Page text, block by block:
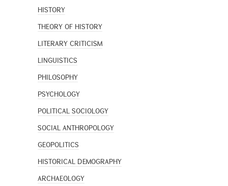
HISTORY
THEORY OF HISTORY
LITERARY CRITICISM
LINGUISTICS
PHILOSOPHY
PSYCHOLOGY
POLITICAL SOCIOLOGY
SOCIAL ANTHROPOLOGY
GEOPOLITICS
HISTORICAL DEMOGRAPHY
ARCHAEOLOGY